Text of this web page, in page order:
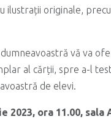
ilustrații originale,
vă va
al cărții, spre a-l
de elevi.
2023, ora 11.00, sala